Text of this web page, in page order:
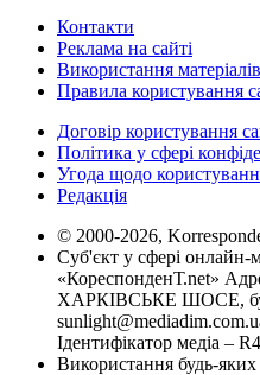
Контакти
Реклама на сайті
Використання
Правила користування
Договір користування
Політика у сфері
Угода щодо
Редакція
© 2000-2026,
Суб'єкт у сфері онлайн-
«КореспонденТ.net»
ХАРКІВСЬКЕ ШОСЕ,
Ідентифікатор медіа –
Використання будь-яких